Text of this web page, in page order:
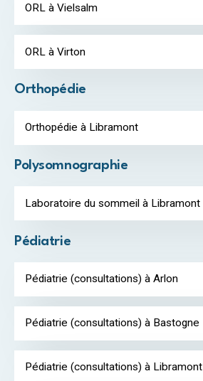
ORL à Vielsalm
ORL à Virton
Orthopédie
Orthopédie à Libramont
Polysomnographie
Laboratoire du sommeil à Libramont
Pédiatrie
Pédiatrie (consultations) à Arlon
Pédiatrie (consultations) à Bastogne
Pédiatrie (consultations) à Libramont